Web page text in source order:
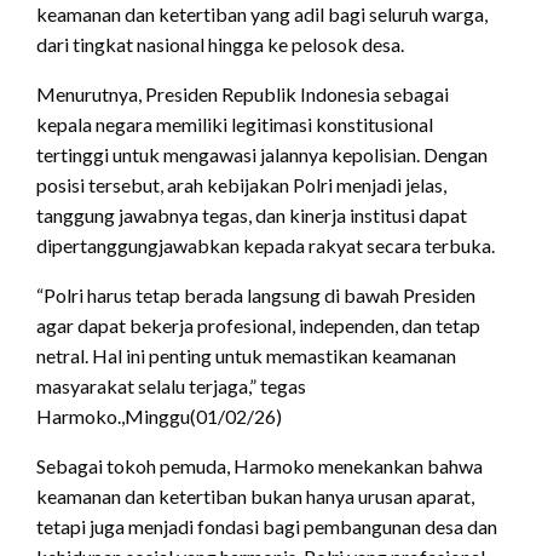
keamanan dan ketertiban yang adil bagi seluruh warga,
dari tingkat nasional hingga ke pelosok desa.
Menurutnya, Presiden Republik Indonesia sebagai
kepala negara memiliki legitimasi konstitusional
tertinggi untuk mengawasi jalannya kepolisian. Dengan
posisi tersebut, arah kebijakan Polri menjadi jelas,
tanggung jawabnya tegas, dan kinerja institusi dapat
dipertanggungjawabkan kepada rakyat secara terbuka.
“Polri harus tetap berada langsung di bawah Presiden
agar dapat bekerja profesional, independen, dan tetap
netral. Hal ini penting untuk memastikan keamanan
masyarakat selalu terjaga,” tegas
Harmoko.,Minggu(01/02/26)
Sebagai tokoh pemuda, Harmoko menekankan bahwa
keamanan dan ketertiban bukan hanya urusan aparat,
tetapi juga menjadi fondasi bagi pembangunan desa dan